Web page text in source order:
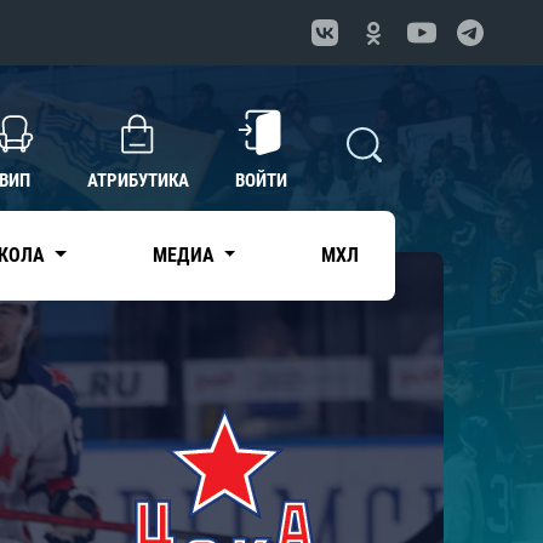
ВИП АТРИБУТИКА ВОЙТИ
МЕДИА МХЛ